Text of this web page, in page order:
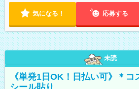
気になる！ 応募する
未読
《単発1日OK！日払い可》＊コ
シール貼り